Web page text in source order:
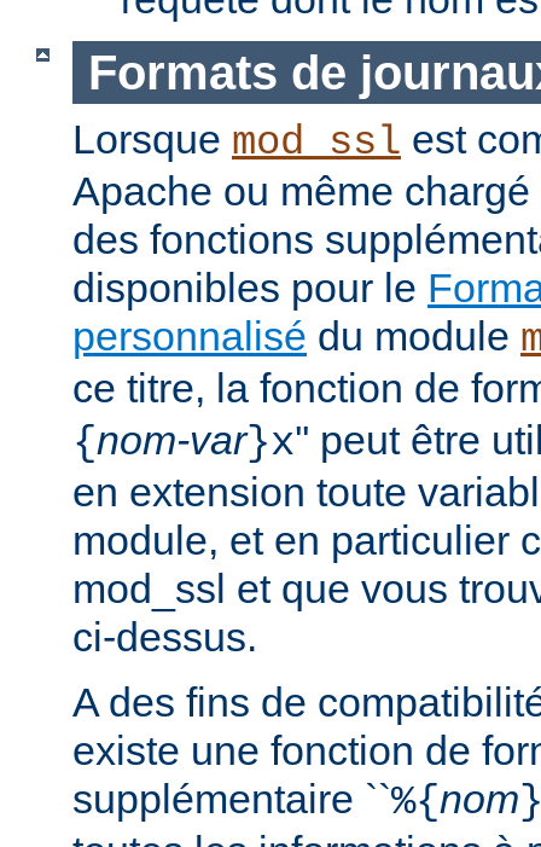
Formats de
Lorsque mod_ssl est
Apache ou même
des fonctions
disponibles pour le
personnalisé du module
ce titre, la fonction de
{nom-var}x'' peut être
en extension toute
module, et en particulier
mod_ssl et que vous
ci-dessus.
A des fins de
existe une fonction de
supplémentaire ``%{nom